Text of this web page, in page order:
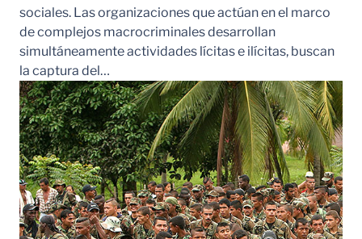
sociales. Las organizaciones que actúan en el marco
de complejos macrocriminales desarrollan
simultáneamente actividades lícitas e ilícitas, buscan
la captura del…